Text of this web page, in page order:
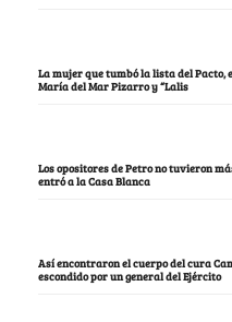
La mujer que tumbó la lista del Pacto,
María del Mar Pizarro y “Lalis
Los opositores de Petro no tuvieron
entró a la Casa Blanca
Así encontraron el cuerpo del cura
escondido por un general del Ejército